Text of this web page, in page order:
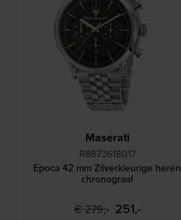
Maserati
R8873618017
Epoca 42 mm Zilverkleurige heren
chronograaf
€ 279,- 251,-